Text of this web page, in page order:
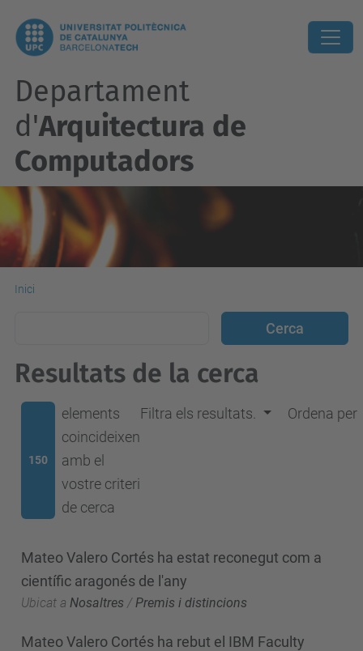
Departament
d'Arquitectura de
Computadors
Inici
Resultats de la cerca
150
elements
coincideixen
amb el
vostre criteri
de cerca
Filtra els resultats. Ordena per
Mateo Valero Cortés ha estat reconegut com a
científic aragonés de l'any
Ubicat a Nosaltres / Premis i distincions
Mateo Valero Cortés ha rebut el IBM Faculty